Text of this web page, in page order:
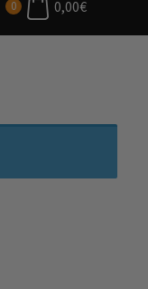
0 0,00€